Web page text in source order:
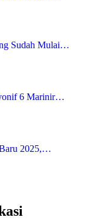
Sudah Mulai…
yonif 6 Marinir…
2025,…